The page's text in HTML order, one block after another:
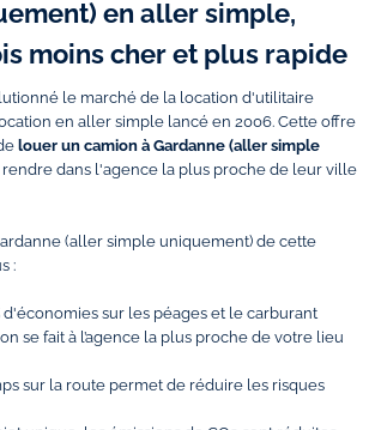
en aller simple,
moins cher et plus rapide
le marché de la location d'utilitaire
en aller simple lancé en 2006. Cette offre
louer un camion à Gardanne (aller simple
dans l'agence la plus proche de leur ville
(aller simple uniquement) de cette
:
d'économies sur les péages et le carburant
se fait à l’agence la plus proche de votre lieu
sur la route permet de réduire les risques